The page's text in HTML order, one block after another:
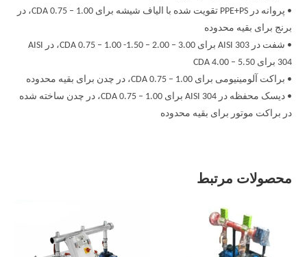
• پروانه در PPE+PS تقویت شده با الیاف شیشه برای CDA 0.75 – 1.00، در
برنج برای بقیه محدوده
• شفت در AISI 303 برای CDA 0.75 – 1.00 -1.50 – 2.00 – 3.00، در AISI
304 برای CDA 4.00 – 5.50
• براکت آلومینیومی برای CDA 0.75 – 1.00، در چدن برای بقیه محدوده
• دیسک محفظه در AISI 304 برای CDA 0.75 – 1.00، در چدن ساخته شده
در براکت موتور برای بقیه محدوده
محصولات مرتبط